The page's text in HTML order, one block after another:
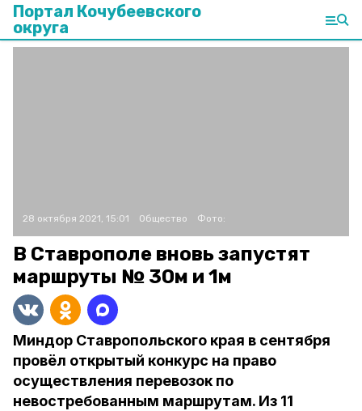
Портал Кочубеевского
округа
28 октября 2021, 15:01 Общество Фото:
В Ставрополе вновь запустят
маршруты № 30м и 1м
Миндор Ставропольского края в сентября
провёл открытый конкурс на право
осуществления перевозок по
невостребованным маршрутам. Из 11